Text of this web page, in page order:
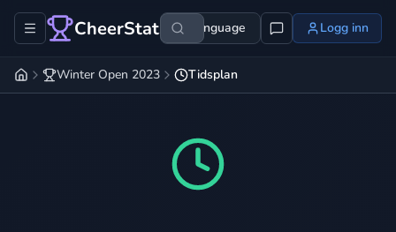
CheerStats Language Logg inn
Winter Open 2023 Tidsplan